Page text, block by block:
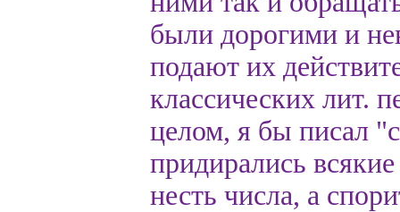
были дорогими и
подают их
классических лит.
целом, я бы писал
придирались
несть числа, а